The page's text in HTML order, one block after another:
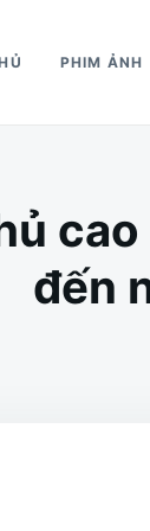
PHIM ẢNH
đến